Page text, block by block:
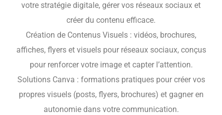
votre stratégie digitale, gérer vos réseaux sociaux et
créer du contenu efficace.
Création de Contenus Visuels : vidéos, brochures,
affiches, flyers et visuels pour réseaux sociaux, conçus
pour renforcer votre image et capter l’attention.
Solutions Canva : formations pratiques pour créer vos
propres visuels (posts, flyers, brochures) et gagner en
autonomie dans votre communication.